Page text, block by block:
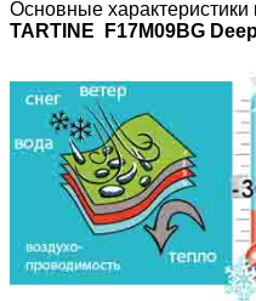
Основные характеристики
TARTINE
F17M09BG